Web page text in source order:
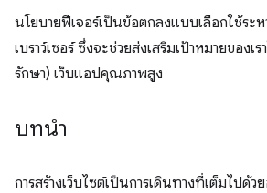
นโยบายฟีเจอร์เป็นข้อตกลงแบบเลือกใช้ร
เบราว์เซอร์ ซึ่งจะช่วยส่งเสริมเป้าหมายของเ
รักษา) เว็บแอปคุณภาพสูง
บทนำ
การสร้างเว็บไซต์เป็นการเดินทางที่เต็มไปด้ว